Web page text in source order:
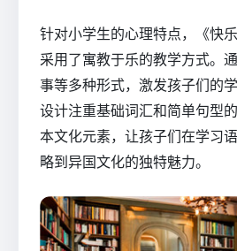
针对小学生的心理特点，《快
采用了寓教于乐的教学方式。
事等多种形式，激发孩子们的
设计注重基础词汇和简单句型
本文化元素，让孩子们在学习
略到异国文化的独特魅力。